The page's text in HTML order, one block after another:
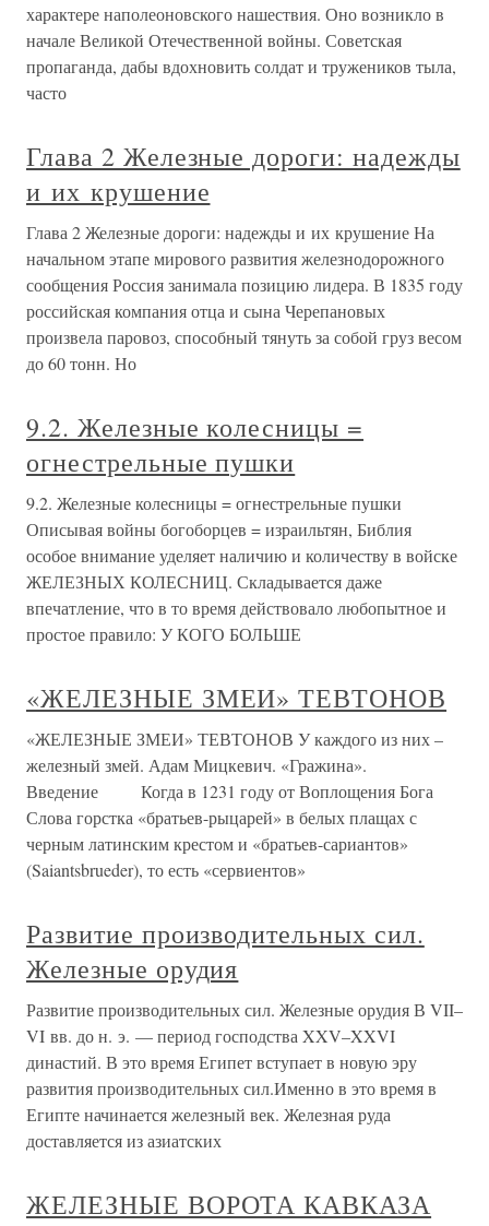
характере наполеоновского нашествия. Оно возникло в
начале Великой Отечественной войны. Советская
пропаганда, дабы вдохновить солдат и тружеников тыла,
часто
Глава 2 Железные дороги: надежды
и их крушение
Глава 2 Железные дороги: надежды и их крушение На
начальном этапе мирового развития железнодорожного
сообщения Россия занимала позицию лидера. В 1835 году
российская компания отца и сына Черепановых
произвела паровоз, способный тянуть за собой груз весом
до 60 тонн. Но
9.2. Железные колесницы =
огнестрельные пушки
9.2. Железные колесницы = огнестрельные пушки
Описывая войны богоборцев = израильтян, Библия
особое внимание уделяет наличию и количеству в войске
ЖЕЛЕЗНЫХ КОЛЕСНИЦ. Складывается даже
впечатление, что в то время действовало любопытное и
простое правило: У КОГО БОЛЬШЕ
«ЖЕЛЕЗНЫЕ ЗМЕИ» ТЕВТОНОВ
«ЖЕЛЕЗНЫЕ ЗМЕИ» ТЕВТОНОВ У каждого из них –
железный змей. Адам Мицкевич. «Гражина».
Введение Когда в 1231 году от Воплощения Бога
Слова горстка «братьев-рыцарей» в белых плащах с
черным латинским крестом и «братьев-сариантов»
(Saiantsbrueder), то есть «сервиентов»
Развитие производительных сил.
Железные орудия
Развитие производительных сил. Железные орудия В VII–
VI вв. до н. э. — период господства XXV–XXVI
династий. В это время Египет вступает в новую эру
развития производительных сил.Именно в это время в
Египте начинается железный век. Железная руда
доставляется из азиатских
ЖЕЛЕЗНЫЕ ВОРОТА КАВКАЗА